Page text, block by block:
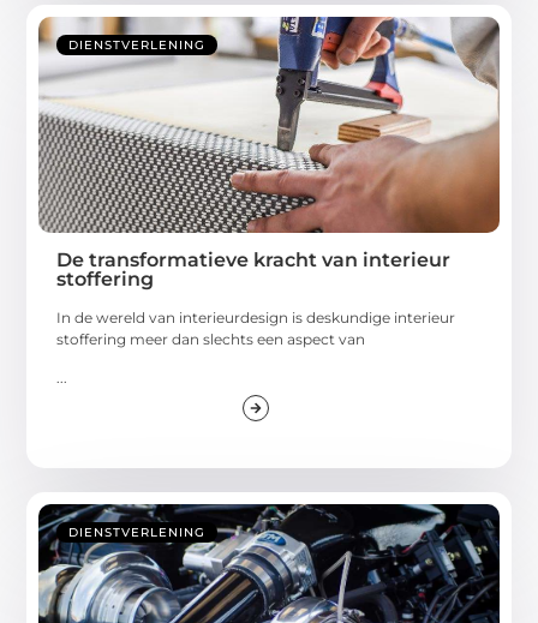
DIENSTVERLENING
De transformatieve kracht van interieur
stoffering
In de wereld van interieurdesign is deskundige interieur
stoffering meer dan slechts een aspect van
DIENSTVERLENING